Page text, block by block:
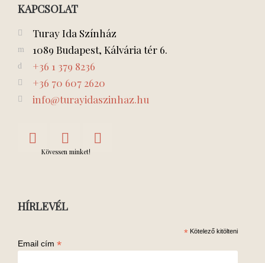
KAPCSOLAT
Turay Ida Színház
1089 Budapest, Kálvária tér 6.
+36 1 379 8236
+36 70 607 2620
info@turayidaszinhaz.hu
Kövessen minket!
HÍRLEVÉL
* Kötelező kitölteni
Email cím *